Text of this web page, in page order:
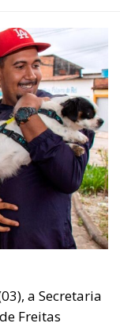
a Secretaria
Freitas